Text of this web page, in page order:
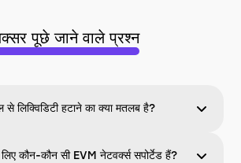
पूछे जाने वाले प्रश्न
लिक्विडिटी हटाने का क्या मतलब है?
लिए कौन-कौन सी EVM नेटवर्क्स सपोर्टेड हैं?